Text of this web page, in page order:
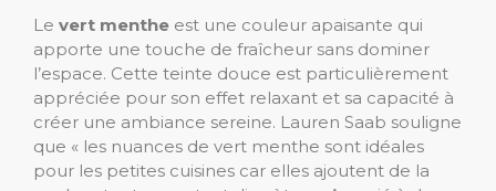
Le vert menthe est une couleur apaisante qui
apporte une touche de fraîcheur sans dominer
l’espace. Cette teinte douce est particulièrement
appréciée pour son effet relaxant et sa capacité à
créer une ambiance sereine. Lauren Saab souligne
que « les nuances de vert menthe sont idéales
pour les petites cuisines car elles ajoutent de la